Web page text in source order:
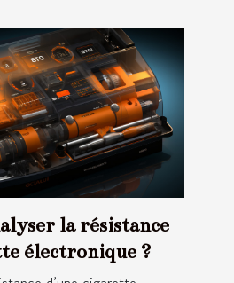
la résistance
électronique ?